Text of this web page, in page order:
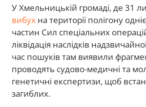
У Хмельницькій громаді, де 31
вибух на території полігону
частин Сил спеціальних
ліквідація наслідків
час пошуків там виявили
проводять судово-медичні та
генетичні експертизи, щоб
загиблих.